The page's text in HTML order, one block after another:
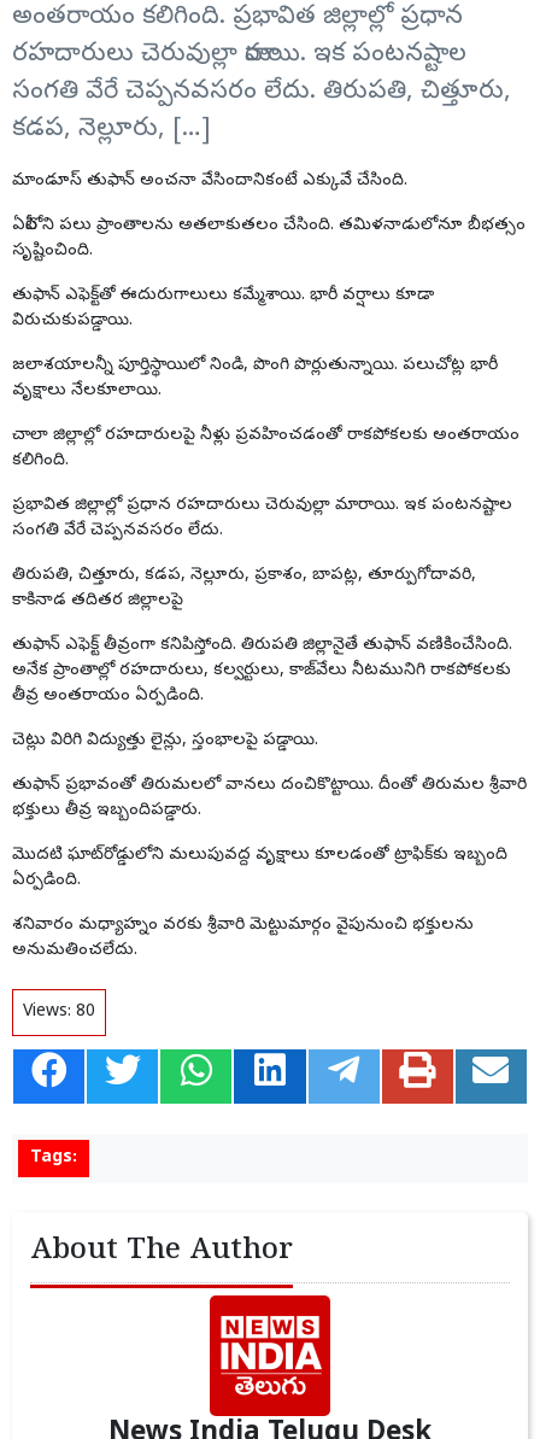
అంతరాయం కలిగింది. ప్రభావిత జిల్లాల్లో ప్రధాన
రహదారులు చెరువుల్లా మారాయి. ఇక పంటనష్టాల
సంగతి వేరే చెప్పనవసరం లేదు. తిరుపతి, చిత్తూరు,
కడప, నెల్లూరు, […]
మాండూస్‌ తుఫాన్ అంచనా వేసిందానికంటే ఎక్కువే చేసింది.
ఏపీలోని పలు ప్రాంతాలను అతలాకుతలం చేసింది. తమిళనాడులోనూ బీభత్సం
సృష్టించింది.
తుఫాన్‌ ఎఫెక్ట్‌తో ఈదురుగాలులు కమ్మేశాయి. భారీ వర్షాలు కూడా
విరుచుకుపడ్డాయి.
జలాశయాలన్నీ పూర్తిస్థాయిలో నిండి, పొంగి పొర్లుతున్నాయి. పలుచోట్ల భారీ
వృక్షాలు నేలకూలాయి.
చాలా జిల్లాల్లో రహదారులపై నీళ్లు ప్రవహించడంతో రాకపోకలకు అంతరాయం
కలిగింది.
ప్రభావిత జిల్లాల్లో ప్రధాన రహదారులు చెరువుల్లా మారాయి. ఇక పంటనష్టాల
సంగతి వేరే చెప్పనవసరం లేదు.
తిరుపతి, చిత్తూరు, కడప, నెల్లూరు, ప్రకాశం, బాపట్ల, తూర్పుగోదావరి,
కాకినాడ తదితర జిల్లాలపై
తుఫాన్ ఎఫెక్ట్ తీవ్రంగా కనిపిస్తోంది. తిరుపతి జిల్లానైతే తుఫాన్ వణికించేసింది.
అనేక ప్రాంతాల్లో రహదారులు, కల్వర్టులు, కాజ్‌వేలు నీటమునిగి రాకపోకలకు
తీవ్ర అంతరాయం ఏర్పడింది.
చెట్లు విరిగి విద్యుత్తు లైన్లు, స్తంభాలపై పడ్డాయి.
తుఫాన్ ప్రభావంతో తిరుమలలో వానలు దంచికొట్టాయి. దీంతో తిరుమల శ్రీవారి
భక్తులు తీవ్ర ఇబ్బందిపడ్డారు.
మొదటి ఘాట్‌రోడ్డులోని మలుపువద్ద వృక్షాలు కూలడంతో ట్రాఫిక్‌కు ఇబ్బంది
ఏర్పడింది.
శనివారం మధ్యాహ్నం వరకు శ్రీవారి మెట్టుమార్గం వైపునుంచి భక్తులను
అనుమతించలేదు.
Views: 80
Tags:
About The Author